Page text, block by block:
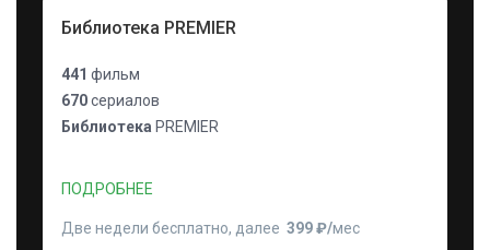
Библиотека PREMIER
441 фильм
670сериалов
Библиотека PREMIER
ПОДРОБНЕЕ
Две недели бесплатно, далее 399 ₽⁠/⁠мес